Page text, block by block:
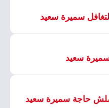
سميرة سعيد
سعيد
حاجة سميرة سعيد